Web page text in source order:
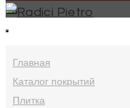
Главная
Каталог покрытий
Плитка